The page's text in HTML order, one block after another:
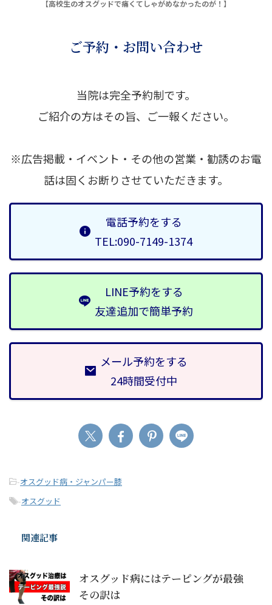
【高校生のオスグッドで痛くてしゃがめなかったのが！】
ご予約・お問い合わせ
当院は完全予約制です。
ご紹介の方はその旨、ご一報ください。
※広告掲載・イベント・その他の営業・勧誘のお電
話は固くお断りさせていただきます。
電話予約をする
TEL:090-7149-1374
LINE予約をする
友達追加で簡単予約
メール予約をする
24時間受付中
-オスグッド病・ジャンパー膝
-オスグッド
関連記事
オスグッド病にはテーピングが最強
その訳は